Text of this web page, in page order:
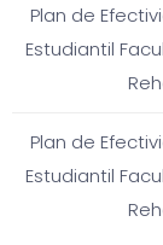
Plan de
Estudiantil
Plan de
Estudiantil